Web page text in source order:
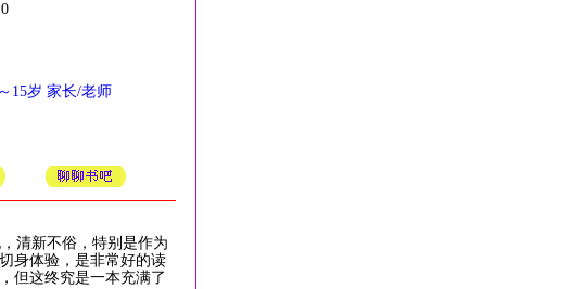
15岁 家长/老师
清新不俗，特别是作为
身体验，是非常好的读
但这终究是一本充满了